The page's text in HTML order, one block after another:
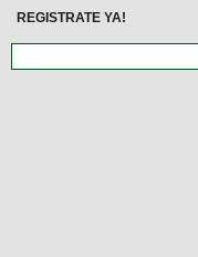
REGISTRATE YA!